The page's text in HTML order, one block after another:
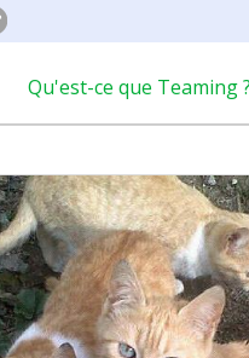
Qu'est-ce que Teaming ?